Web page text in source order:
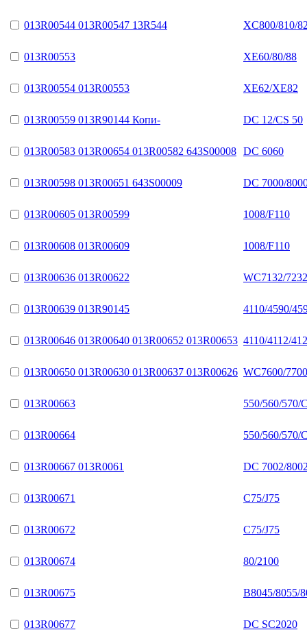
013R00544 013R00547 13R544 XC800/810/
013R00553 XE60/80/88
013R00554 013R00553 XE62/XE82
013R00559 013R90144 Копи- DC 12/CS 50
013R00583 013R00654 013R00582 643S00008 DC 6060
013R00598 013R00651 643S00009 DC 7000/
013R00605 013R00599 1008/F110
013R00608 013R00609 1008/F110
013R00636 013R00622 WC7132/
013R00639 013R90145 4110/4590/
013R00646 013R00640 013R00652 013R00653 4110/4112/
013R00650 013R00630 013R00637 013R00626 WC7600/
013R00663 550/560/570/
013R00664 550/560/570/
013R00667 013R0061 DC 7002/
013R00671 C75/J75
013R00672 C75/J75
013R00674 80/2100
013R00675 B8045/8055/
013R00677 DC SC2020